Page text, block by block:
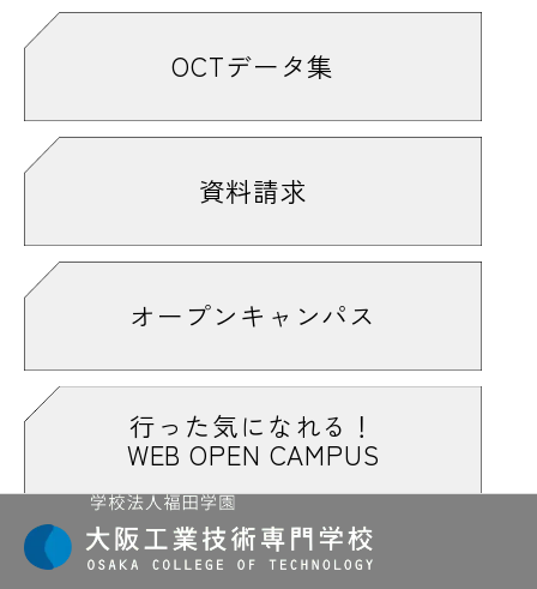
OCTデータ集
資料請求
オープンキャンパス
行った気になれる！
WEB OPEN CAMPUS